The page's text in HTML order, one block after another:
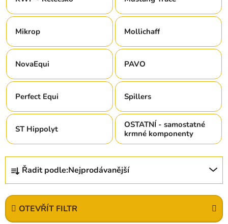
Mikrop Mollichaff
NovaEqui PAVO
Perfect Equi Spillers
ST Hippolyt
OSTATNÍ - samostatné
krmné komponenty
Ř
z
e
n
Řadit podle:Nejprodávanější
OTEVŘÍT FILTR